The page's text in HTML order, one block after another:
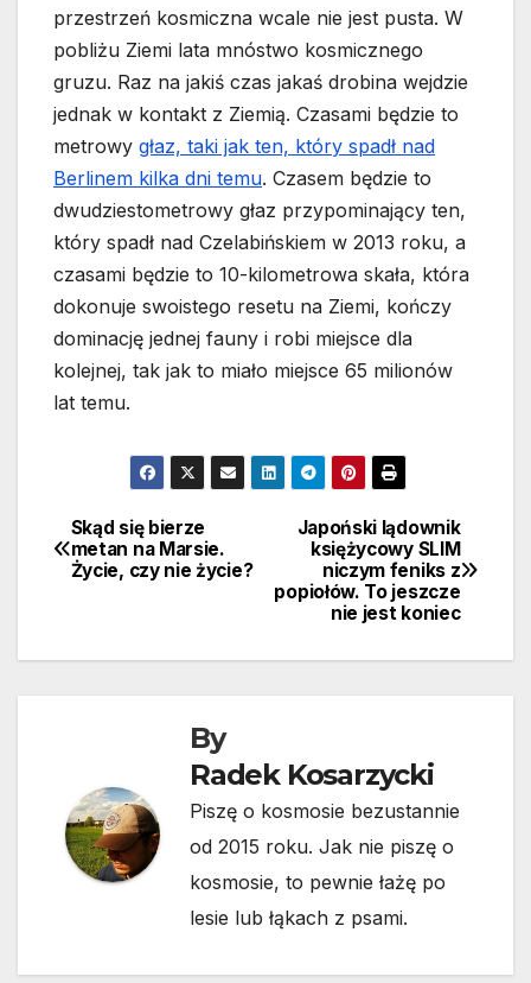
przestrzeń kosmiczna wcale nie jest pusta. W
pobliżu Ziemi lata mnóstwo kosmicznego
gruzu. Raz na jakiś czas jakaś drobina wejdzie
jednak w kontakt z Ziemią. Czasami będzie to
metrowy głaz, taki jak ten, który spadł nad
Berlinem kilka dni temu. Czasem będzie to
dwudziestometrowy głaz przypominający ten,
który spadł nad Czelabińskiem w 2013 roku, a
czasami będzie to 10-kilometrowa skała, która
dokonuje swoistego resetu na Ziemi, kończy
dominację jednej fauny i robi miejsce dla
kolejnej, tak jak to miało miejsce 65 milionów
lat temu.
Nawigacja
wpisu
Japoński lądownik
księżycowy SLIM
niczym feniks z
popiołów. To jeszcze
nie jest koniec
Skąd się bierze
metan na Marsie.
Życie, czy nie życie?
By
Radek Kosarzycki
Piszę o kosmosie bezustannie
od 2015 roku. Jak nie piszę o
kosmosie, to pewnie łażę po
lesie lub łąkach z psami.